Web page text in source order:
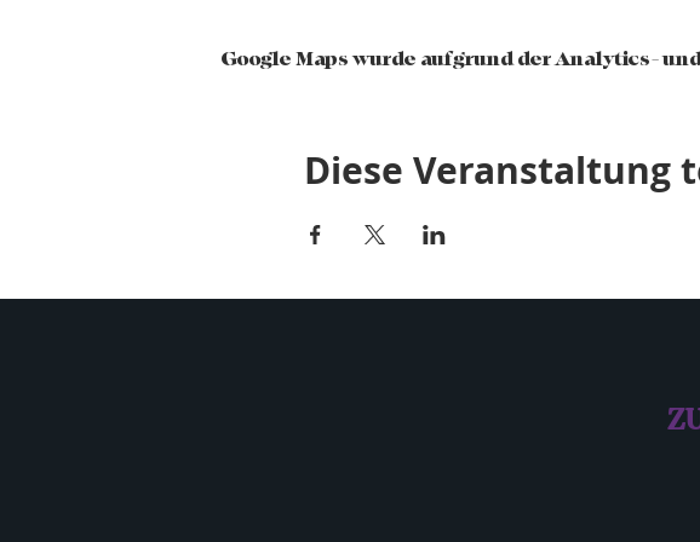
Google Maps wurde aufgrund der Analytics-
Diese Veranstaltung